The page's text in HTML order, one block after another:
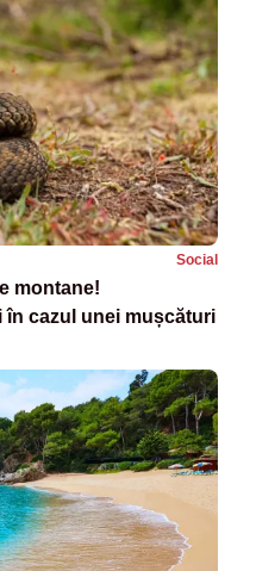
Social
montane!
în cazul unei mușcături